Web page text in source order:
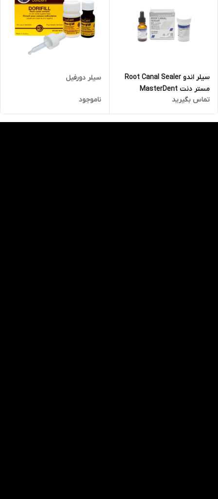
سیلر اندو Root Canal Sealer
مستر دنت MasterDent
تماس بگیرید
سیلر دورفیل
ناموجود